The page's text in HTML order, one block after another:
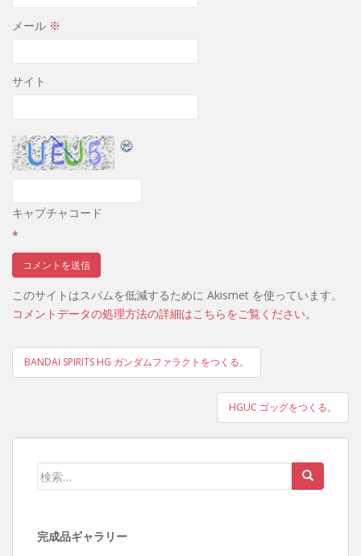
メール ※
サイト
キャプチャコード
*
このサイトはスパムを低減するために Akismet を使っています。
コメントデータの処理方法の詳細はこちらをご覧ください。
投稿ナビゲーション
BANDAI SPIRITS HG ガンダムファラクトをつくる。
HGUC ゴッグをつくる。
検索:
完成品ギャラリー